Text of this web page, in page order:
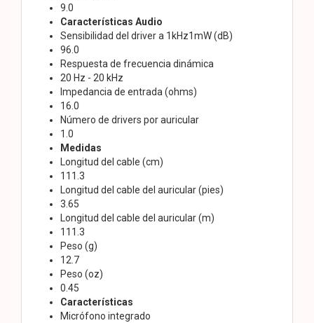
9.0
Características Audio
Sensibilidad del driver a 1kHz1mW (dB)
96.0
Respuesta de frecuencia dinámica
20 Hz - 20 kHz
Impedancia de entrada (ohms)
16.0
Número de drivers por auricular
1.0
Medidas
Longitud del cable (cm)
111.3
Longitud del cable del auricular (pies)
3.65
Longitud del cable del auricular (m)
111.3
Peso (g)
12.7
Peso (oz)
0.45
Características
Micrófono integrado